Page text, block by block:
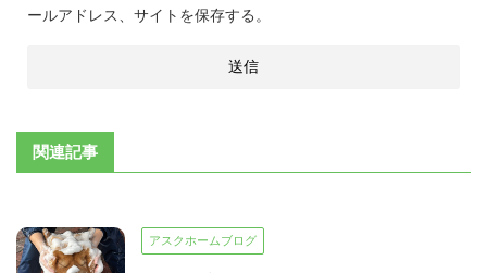
ールアドレス、サイトを保存する。
関連記事
アスクホームブログ